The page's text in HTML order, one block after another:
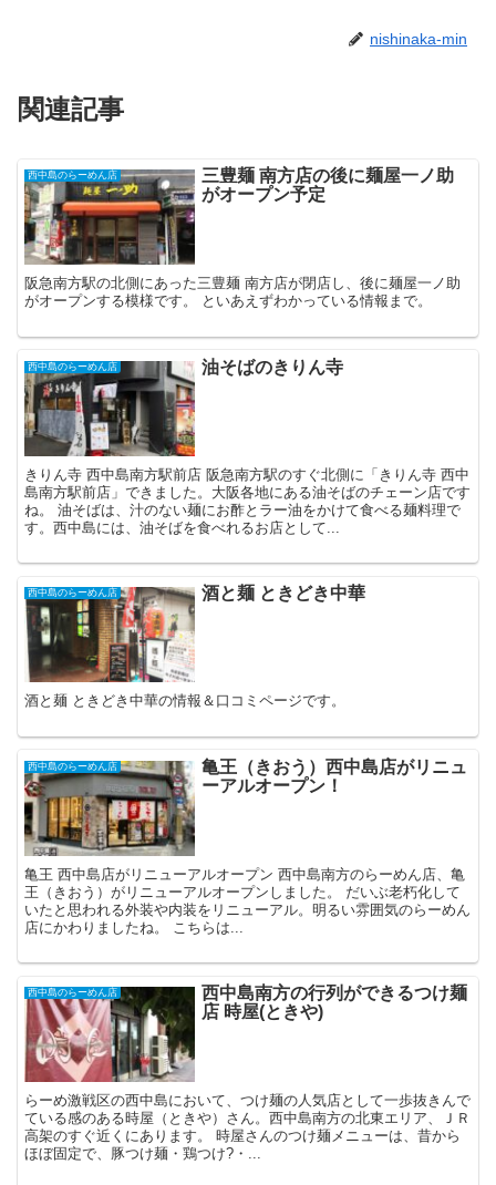
nishinaka-min
関連記事
西中島のらーめん店
三豊麺 南方店の後に麺屋一ノ助
がオープン予定
阪急南方駅の北側にあった三豊麺 南方店が閉店し、後に麺屋一ノ助
がオープンする模様です。 といあえずわかっている情報まで。
西中島のらーめん店 油そばのきりん寺
きりん寺 西中島南方駅前店 阪急南方駅のすぐ北側に「きりん寺 西中
島南方駅前店」できました。大阪各地にある油そばのチェーン店です
ね。 油そばは、汁のない麺にお酢とラー油をかけて食べる麺料理で
す。西中島には、油そばを食べれるお店として...
西中島のらーめん店 酒と麺 ときどき中華
酒と麺 ときどき中華の情報＆口コミページです。
西中島のらーめん店
亀王（きおう）西中島店がリニュ
ーアルオープン！
亀王 西中島店がリニューアルオープン 西中島南方のらーめん店、亀
王（きおう）がリニューアルオープンしました。 だいぶ老朽化して
いたと思われる外装や内装をリニューアル。明るい雰囲気のらーめん
店にかわりましたね。 こちらは...
西中島のらーめん店
西中島南方の行列ができるつけ麺
店 時屋(ときや)
らーめ激戦区の西中島において、つけ麺の人気店として一歩抜きんで
ている感のある時屋（ときや）さん。西中島南方の北東エリア、ＪＲ
高架のすぐ近くにあります。 時屋さんのつけ麺メニューは、昔から
ほぼ固定で、豚つけ麺・鶏つけ?・...